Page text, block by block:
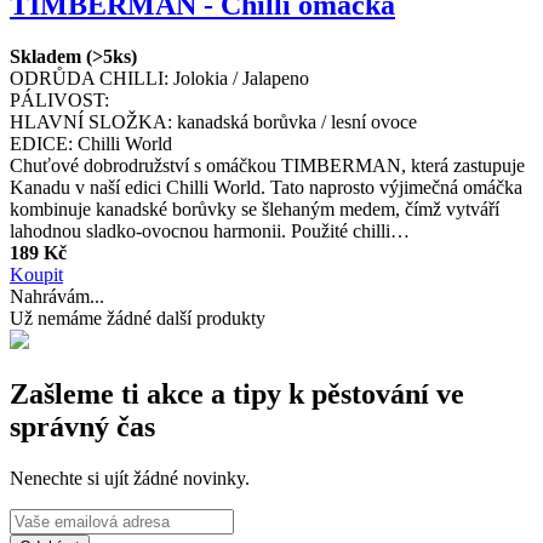
Skladem (>5ks)
ODRŮDA CHILLI: Jolokia / Jalapeno
PÁLIVOST:
HLAVNÍ SLOŽKA: kanadská borůvka / lesní ovoce
EDICE: Chilli World
Chuťové dobrodružství s omáčkou TIMBERMAN, která zastupuje
Kanadu v naší edici Chilli World. Tato naprosto výjimečná omáčka
kombinuje kanadské borůvky se šlehaným medem, čímž vytváří
lahodnou sladko-ovocnou harmonii. Použité chilli…
189 Kč
Koupit
Nahrávám...
Už nemáme žádné další produkty
Zašleme ti akce a tipy k pěstování ve
správný čas
Nenechte si ujít žádné novinky.